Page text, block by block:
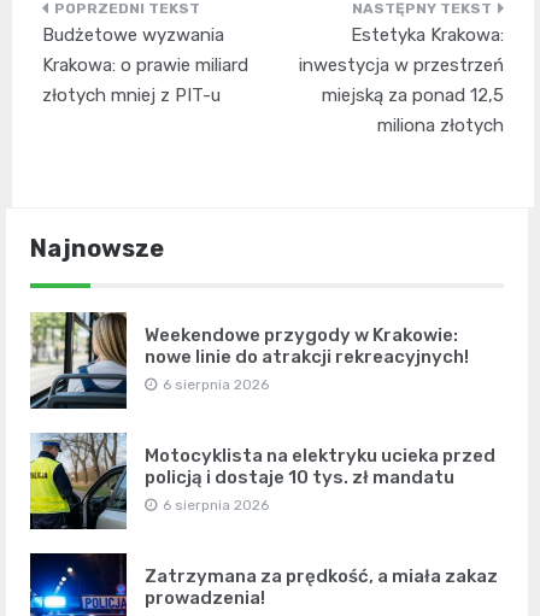
Nawigacja
wpisu
Budżetowe wyzwania
Krakowa: o prawie miliard
złotych mniej z PIT-u
Estetyka Krakowa:
inwestycja w przestrzeń
miejską za ponad 12,5
miliona złotych
Najnowsze
Weekendowe przygody w Krakowie:
nowe linie do atrakcji rekreacyjnych!
6 sierpnia 2026
Motocyklista na elektryku ucieka przed
policją i dostaje 10 tys. zł mandatu
6 sierpnia 2026
Zatrzymana za prędkość, a miała zakaz
prowadzenia!